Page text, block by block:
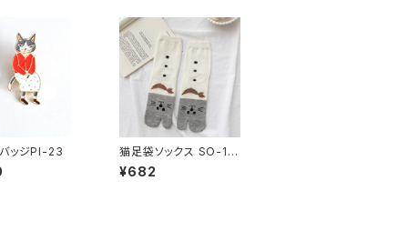
ッジPI-23
猫足袋ソックス SO-11
4
¥682